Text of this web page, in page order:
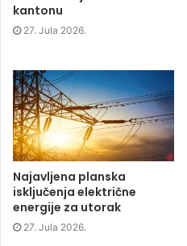
s
i
n
n
i
n
d
o
w
)
i
n
e
n
d
o
w
)
i
d
o
w
)
kantonu
27. Jula 2026.
Najavljena planska
isključenja električne
energije za utorak
27. Jula 2026.